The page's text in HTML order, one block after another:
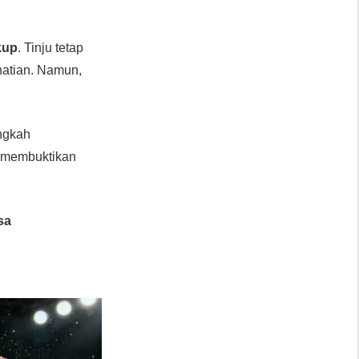
. Tinju tetap
Namun,